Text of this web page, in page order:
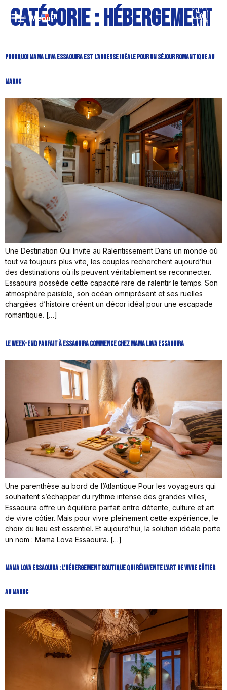
EN
Catégorie :Hébergement
Pourquoi Mama Lova Essaouira Est l’Adresse Idéale Pour un Séjour Romantique au
Maroc
Une Destination Qui Invite au Ralentissement Dans un monde où
tout va toujours plus vite, les couples recherchent aujourd’hui
des destinations où ils peuvent véritablement se reconnecter.
Essaouira possède cette capacité rare de ralentir le temps. Son
atmosphère paisible, son océan omniprésent et ses ruelles
chargées d’histoire créent un décor idéal pour une escapade
romantique. […]
Le Week-end Parfait à Essaouira Commence Chez Mama Lova Essaouira
Une parenthèse au bord de l’Atlantique Pour les voyageurs qui
souhaitent s’échapper du rythme intense des grandes villes,
Essaouira offre un équilibre parfait entre détente, culture et art
de vivre côtier. Mais pour vivre pleinement cette expérience, le
choix du lieu est essentiel. Et aujourd’hui, la solution idéale porte
un nom : Mama Lova Essaouira. […]
Mama Lova Essaouira : L’Hébergement Boutique Qui Réinvente l’Art de Vivre Côtier
au Maroc